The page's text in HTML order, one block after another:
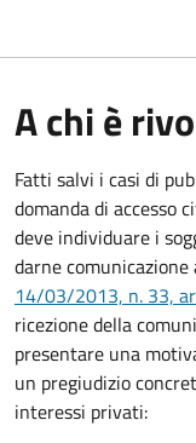
A chi è
Fatti salvi i casi di
domanda di accesso
deve individuare i
darne comunicazione
14/03/2013, n. 33,
ricezione della
presentare una
un pregiudizio
interessi privati: